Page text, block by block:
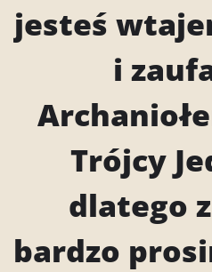
jesteś
i
Trójcy
dlatego
bardzo